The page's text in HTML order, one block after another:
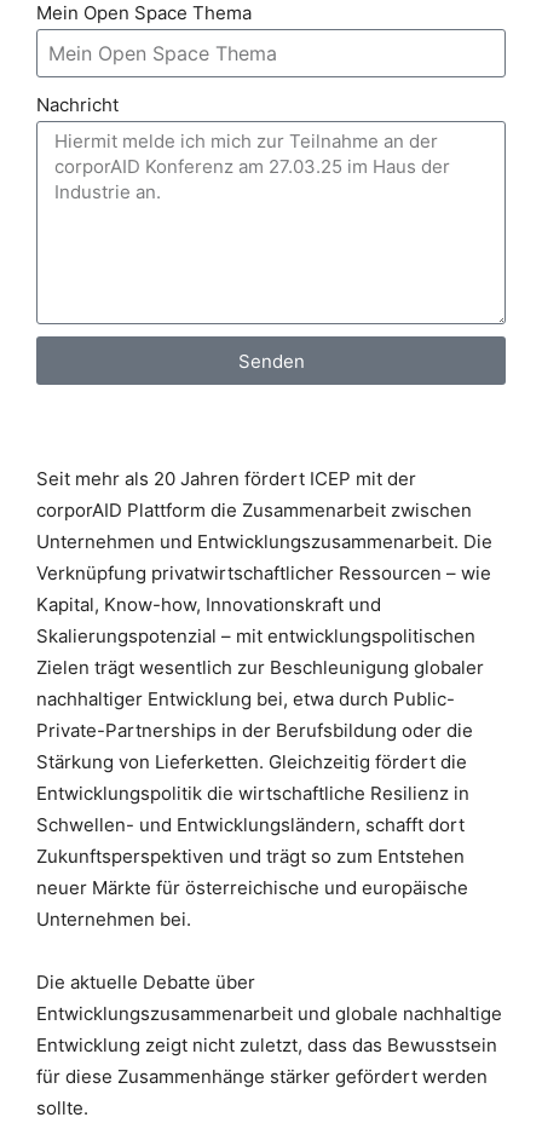
Mein Open Space Thema
Nachricht
Senden
Seit mehr als 20 Jahren fördert ICEP mit der
corporAID Plattform die Zusammenarbeit zwischen
Unternehmen und Entwicklungszusammenarbeit. Die
Verknüpfung privatwirtschaftlicher Ressourcen – wie
Kapital, Know-how, Innovationskraft und
Skalierungspotenzial – mit entwicklungspolitischen
Zielen trägt wesentlich zur Beschleunigung globaler
nachhaltiger Entwicklung bei, etwa durch Public-
Private-Partnerships in der Berufsbildung oder die
Stärkung von Lieferketten. Gleichzeitig fördert die
Entwicklungspolitik die wirtschaftliche Resilienz in
Schwellen- und Entwicklungsländern, schafft dort
Zukunftsperspektiven und trägt so zum Entstehen
neuer Märkte für österreichische und europäische
Unternehmen bei.
Die aktuelle Debatte über
Entwicklungszusammenarbeit und globale nachhaltige
Entwicklung zeigt nicht zuletzt, dass das Bewusstsein
für diese Zusammenhänge stärker gefördert werden
sollte.